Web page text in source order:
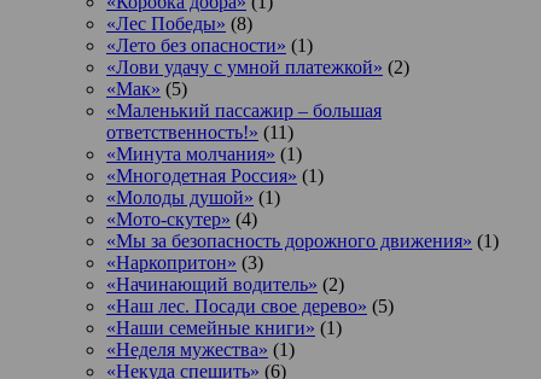
«Лес Победы» (8)
«Лето без опасности» (1)
«Лови удачу с умной платежкой» (2)
«Мак» (5)
«Маленький пассажир – большая
ответственность!» (11)
«Минута молчания» (1)
«Многодетная Россия» (1)
«Молоды душой» (1)
«Мото-скутер» (4)
«Мы за безопасность дорожного движения» (1)
«Наркопритон» (3)
«Начинающий водитель» (2)
«Наш лес. Посади свое дерево» (5)
«Наши семейные книги» (1)
«Неделя мужества» (1)
«Некуда спешить» (6)